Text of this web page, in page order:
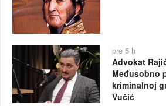
pre 5 h
Advokat
Međusobno
kriminalnoj
Vučić